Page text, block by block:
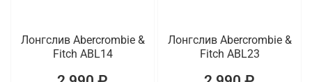
Лонгслив Abercrombie &
Fitch ABL14
Лонгслив Abercrombie &
Fitch ABL23